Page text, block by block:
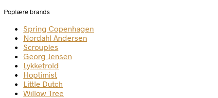
Poplære brands
Spring Copenhagen
Nordahl Andersen
Scrouples
Georg Jensen
Lykketrold
Hoptimist
Little Dutch
Willow Tree